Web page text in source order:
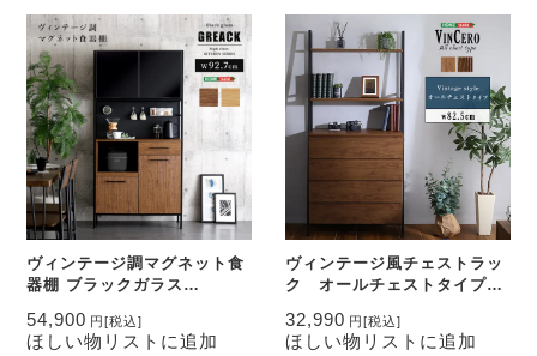
ヴィンテージ調マグネット食
器棚 ブラックガラス
54,900 円 [税込]
ほしい物リストに追加
ヴィンテージ風チェストラッ
ク オールチェストタイプ
ロ-】
32,990 円 [税込]
ほしい物リストに追加